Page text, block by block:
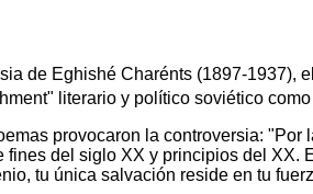
de Eghishé Charénts (1897-1937),
literario y político soviético
provocaron la controversia:
fines del siglo XX y principios del XX.
tu única salvación reside en tu